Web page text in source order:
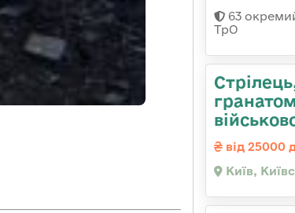
63
ТрО
від 25000
Київ,